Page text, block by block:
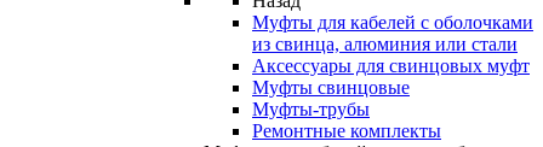
Муфты для кабелей с оболочками
из свинца, алюминия или стали
Аксессуары для свинцовых муфт
Муфты свинцовые
Муфты-трубы
Ремонтные комплекты